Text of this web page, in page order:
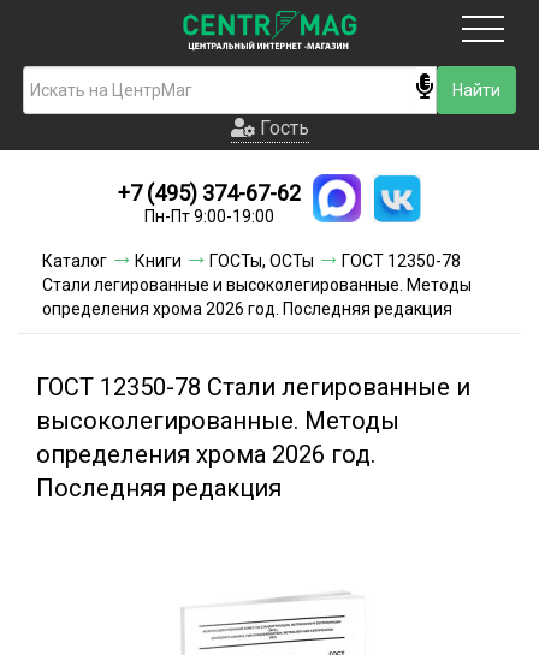
Гость
Новинки
Условия доставки
Условия оплаты
Акции и скидки
Гость
+7 (495) 374-67-62
Пн-Пт 9:00-19:00
Каталог Книги ГОСТы, ОСТы
ГОСТ 12350-78
Стали легированные и высоколегированные. Методы
определения хрома 2026 год. Последняя редакция
ГОСТ 12350-78 Стали легированные и
высоколегированные. Методы
определения хрома 2026 год.
Последняя редакция